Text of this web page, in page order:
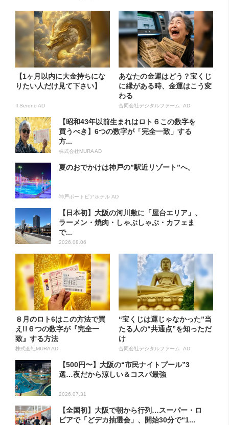
【1ヶ月以内に大金持ちにな
りたい人だけ見て下さい】
Il Sereno AD
あなたの金運はどう？宝くじ
に縁がある時、金運はこう変
わる
合同会社デジタルファーム AD
【昭和43年以前生まれはロト６この数字を
買うべき】6つの数字が「完全一致」する
方...
株式会社MURA AD
夏のおでかけは神戸の”駅近リゾート”へ。
神戸ポートピアホテル AD
【日本初】大阪の河川敷に「屋台エリア」、
ラーメン・焼肉・しゃぶしゃぶ・カフェま
で...
2026.08.06
８月のロト6はこの方法で買
え!!６つの数字が『完全一
致』する方法
株式会社MURA AD
“宝くじは運じゃなかった”当
たる人の“共通点”を知っただ
け
合同会社デジタルファーム AD
【500円〜】大阪の“市民ナイトプール”3
選…夜だから涼しい＆コスパ最強
2026.07.31
【全国初】大阪で朝から行列…スーパー・ロ
ピアで「どデカ抽選会」、開始30分で“1...